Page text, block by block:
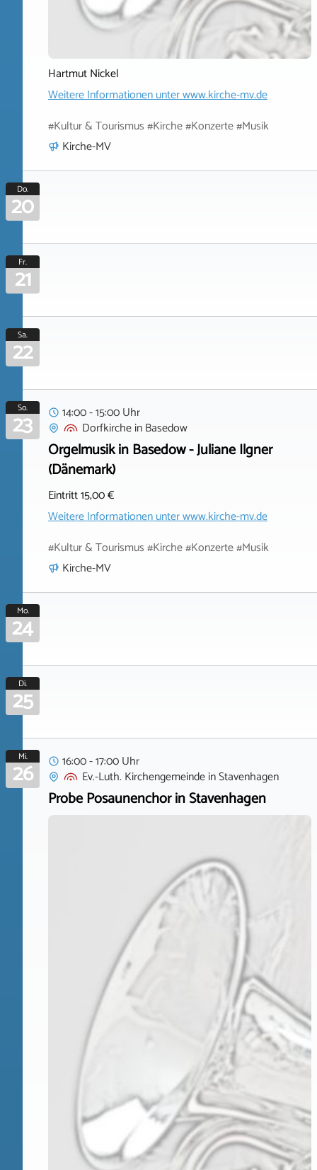
Hartmut Nickel
Weitere Informationen unterwww.kirche-mv.de
#Kultur & Tourismus #Kirche #Konzerte #Musik
Kirche-MV
Do.
20
Fr.
21
Sa.
22
So.
23
14:00 - 15:00 Uhr
DorfkircheinBasedow
Orgelmusik in Basedow - Juliane Ilgner
(Dänemark)
Eintritt 15,00 €
Weitere Informationen unterwww.kirche-mv.de
#Kultur & Tourismus #Kirche #Konzerte #Musik
Kirche-MV
Mo.
24
Di.
25
Mi.
26
16:00 - 17:00 Uhr
Ev.-Luth. KirchengemeindeinStavenhagen
Probe Posaunenchor in Stavenhagen